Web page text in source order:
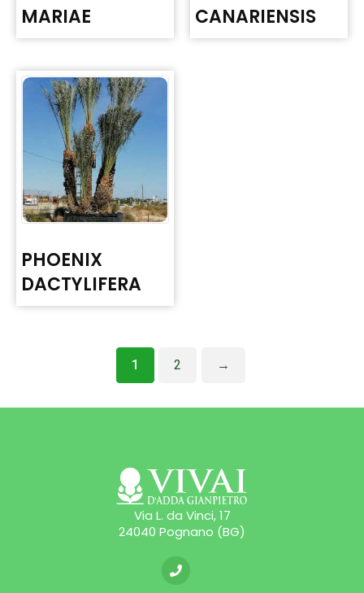
MARIAE
CANARIENSIS
PHOENIX
DACTYLIFERA
1 2 →
Via L. da Vinci, 17
24040 Pognano (BG)